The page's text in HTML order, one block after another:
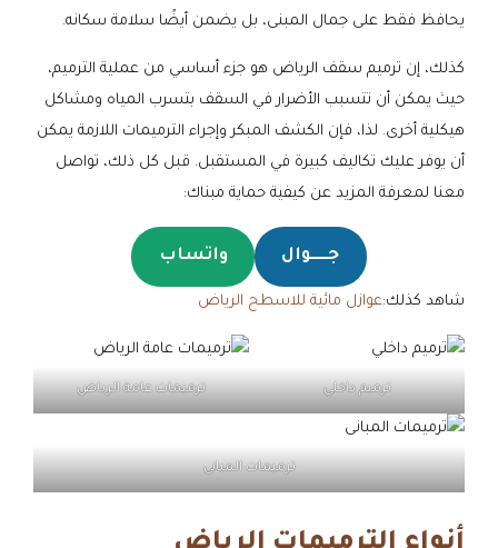
يحافظ فقط على جمال المبنى، بل يضمن أيضًا سلامة سكانه.
كذلك، إن ترميم سقف الرياض هو جزء أساسي من عملية الترميم،
حيث يمكن أن تتسبب الأضرار في السقف بتسرب المياه ومشاكل
هيكلية أخرى. لذا، فإن الكشف المبكر وإجراء الترميمات اللازمة يمكن
أن يوفر عليك تكاليف كبيرة في المستقبل. قبل كل ذلك، تواصل
معنا لمعرفة المزيد عن كيفية حماية مبناك:
جـــــوال واتساب
شاهد كذلك:عوازل مائية للاسطح الرياض
ترميم داخلي ترميمات عامة الرياض
ترميمات المبانى